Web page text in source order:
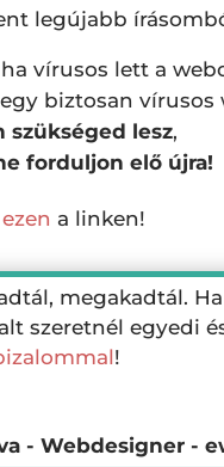
legújabb
ha vírusos lett a
egy biztosan vírusos
szükséged lesz,
forduljon elő újra!
ezen a linken!
megakadtál.
szeretnél egyedi
!
- Webdesigner -